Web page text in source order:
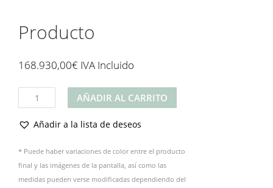
Producto
168.930,00€ IVA Incluido
Producto
cantidad
AÑADIR AL CARRITO
Añadir a la lista de deseos
* Puede haber variaciones de color entre el producto
final y las imágenes de la pantalla, así como las
medidas pueden verse modificadas dependiendo del